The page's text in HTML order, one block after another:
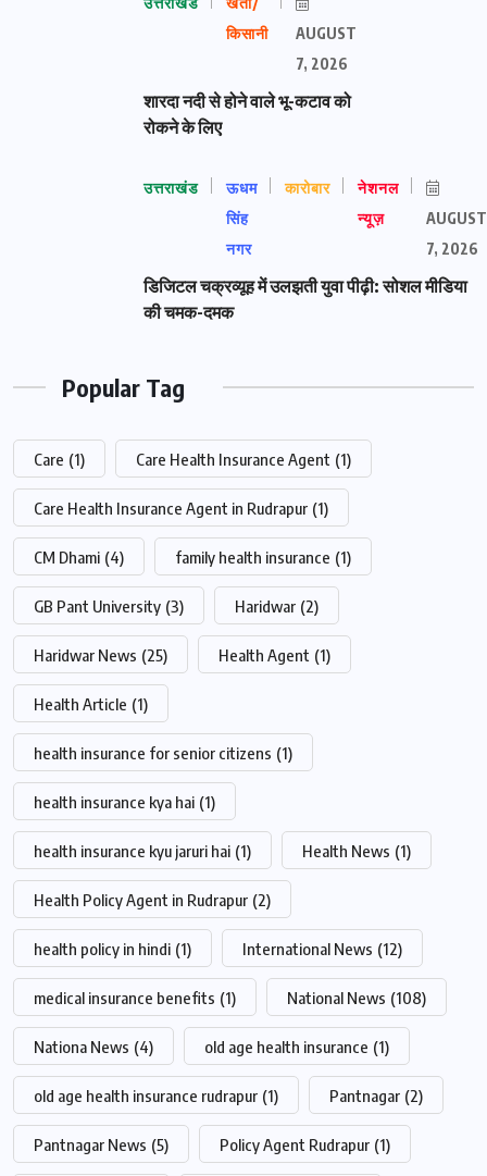
किसानी
AUGUST
7, 2026
शारदा नदी से होने वाले भू-कटाव को
रोकने के लिए
उत्तराखंड
ऊधम
सिंह
नगर
कारोबार
नेशनल
न्यूज़
AUGUST
7, 2026
डिजिटल चक्रव्यूह में उलझती युवा पीढ़ी: सोशल मीडिया
की चमक-दमक
Popular Tag
Care (1) Care Health Insurance Agent (1)
Care Health Insurance Agent in Rudrapur (1)
CM Dhami (4) family health insurance (1)
GB Pant University (3) Haridwar (2)
Haridwar News (25) Health Agent (1)
Health Article (1)
health insurance for senior citizens (1)
health insurance kya hai (1)
health insurance kyu jaruri hai (1) Health News (1)
Health Policy Agent in Rudrapur (2)
health policy in hindi (1) International News (12)
medical insurance benefits (1) National News (108)
Nationa News (4) old age health insurance (1)
old age health insurance rudrapur (1) Pantnagar (2)
Pantnagar News (5) Policy Agent Rudrapur (1)